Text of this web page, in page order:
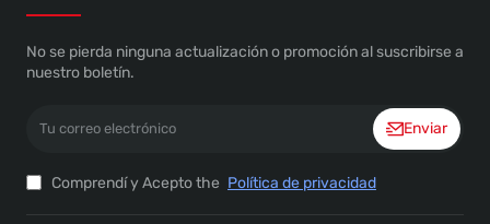
No se pierda ninguna actualización o promoción al suscribirse a
nuestro boletín.
correo
Enviar
Comprendí y Acepto the Política de privacidad